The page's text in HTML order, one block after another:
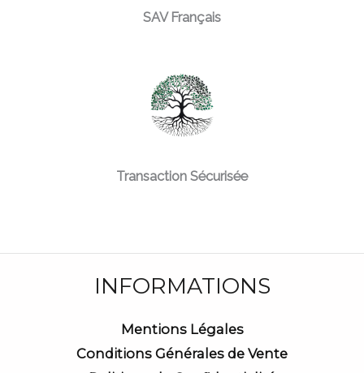
SAV Français
Transaction Sécurisée
INFORMATIONS
Mentions Légales
Conditions Générales de Vente